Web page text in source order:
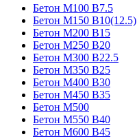
Бетон М100 В7.5
Бетон М150 В10(12.5)
Бетон М200 В15
Бетон М250 В20
Бетон М300 В22.5
Бетон М350 В25
Бетон М400 В30
Бетон М450 В35
Бетон М500
Бетон М550 В40
Бетон М600 В45